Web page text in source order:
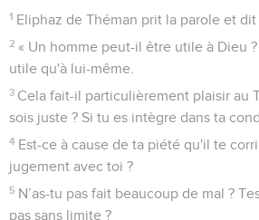
1 Eliphaz de Théman prit la parole et dit
2 « Un homme peut-il être utile à Dieu
utile qu'à lui-même.
3 Cela fait-il particulièrement plaisir au
sois juste ? Si tu es intègre dans ta
4 Est-ce à cause de ta piété qu'il te
jugement avec toi ?
5 N’as-tu pas fait beaucoup de mal ?
pas sans limite ?